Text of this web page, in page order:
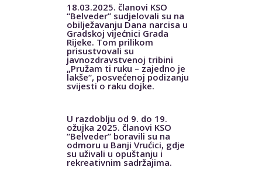
18.03.2025. članovi KSO
“Belveder” sudjelovali su na
obilježavanju Dana narcisa u
Gradskoj vijećnici Grada
Rijeke. Tom prilikom
prisustvovali su
javnozdravstvenoj tribini
„Pružam ti ruku – zajedno je
lakše“, posvećenoj podizanju
svijesti o raku dojke.
U razdoblju od 9. do 19.
ožujka 2025. članovi KSO
“Belveder” boravili su na
odmoru u Banji Vrućici, gdje
su uživali u opuštanju i
rekreativnim sadržajima.